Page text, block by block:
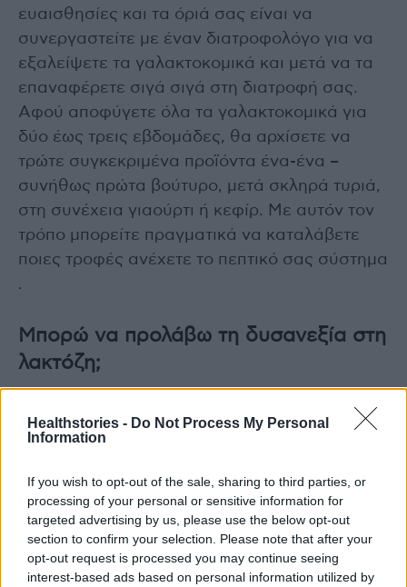
Healthstories - Do Not Process My Personal
Information
If you wish to opt-out of the sale, sharing to third parties, or
processing of your personal or sensitive information for
targeted advertising by us, please use the below opt-out
section to confirm your selection. Please note that after your
opt-out request is processed you may continue seeing
interest-based ads based on personal information utilized by
ευαισθησίες και τα όριά σας είναι να
συνεργαστείτε με έναν διατροφολόγο για να
εξαλείψετε τα γαλακτοκομικά και μετά να τα
επαναφέρετε σιγά σιγά στη διατροφή σας.
Αφού αποφύγετε όλα τα γαλακτοκομικά για
δύο έως τρεις εβδομάδες, θα αρχίσετε να
τρώτε συγκεκριμένα προϊόντα ένα-ένα –
συνήθως πρώτα βούτυρο, μετά σκληρά τυριά,
στη συνέχεια γιαούρτι ή κεφίρ. Με αυτόν τον
τρόπο μπορείτε πραγματικά να καταλάβετε
ποιες τροφές ανέχετε το πεπτικό σας σύστημα
.
Μπορώ να προλάβω τη δυσανεξία στη
λακτόζη;
δυσανεξία στη λακτόζη, θα πρέπει να
ζωή, εκτός από περιπτώσεις ασθένειας ή
τραυματισμού στο πεπτικό σύστημα.
Εάν, ωστόσο, έχετε γενετική δυσανεξία στη
λακτόζη, πιθανότατα δεν θα είστε ποτέ 100%